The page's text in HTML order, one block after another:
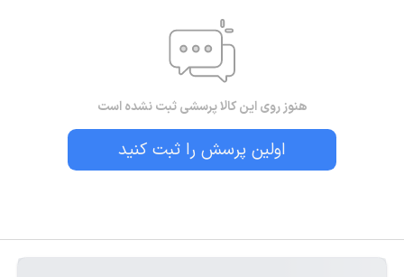
هنوز روی این کالا پرسشی ثبت نشده است
اولین پرسش را ثبت کنید